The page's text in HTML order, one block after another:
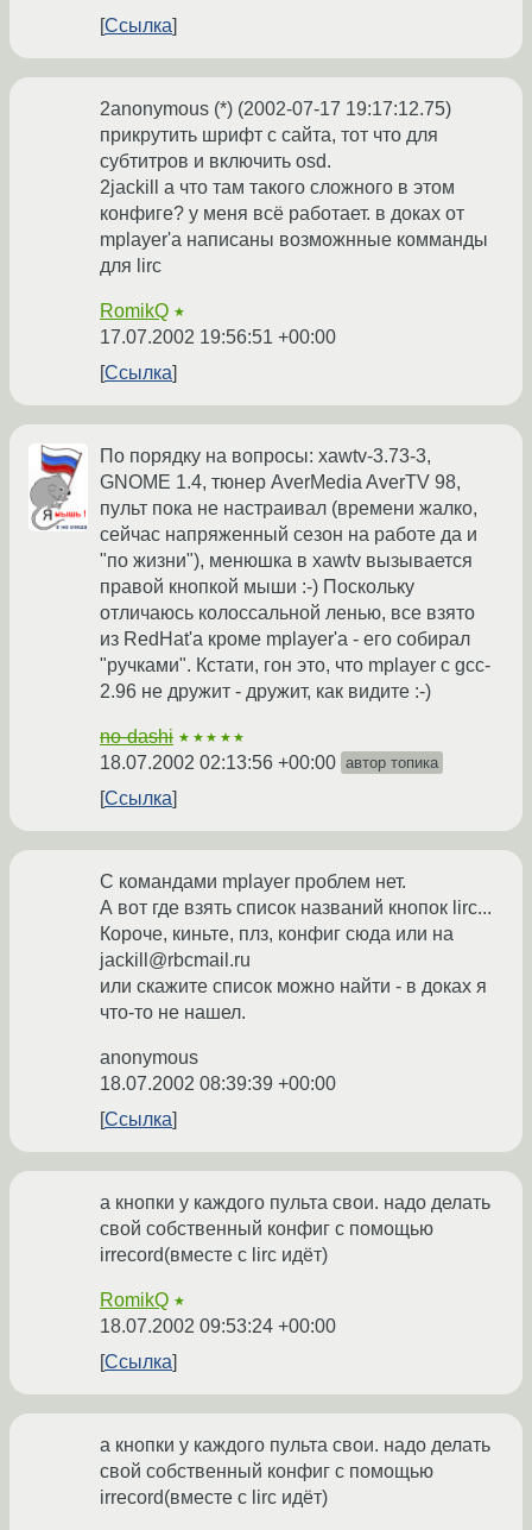
Ссылка
2anonymous (*) (2002-07-17 19:17:12.75)
прикрутить шрифт с сайта, тот что для
субтитров и включить osd.
2jackill а что там такого сложного в этом
конфиге? у меня всё работает. в доках от
mplayer'а написаны возможнные комманды
для lirc
RomikQ ★
17.07.2002 19:56:51 +00:00
Ссылка
По порядку на вопросы: xawtv-3.73-3,
GNOME 1.4, тюнер AverMedia AverTV 98,
пульт пока не настраивал (времени жалко,
сейчас напряженный сезон на работе да и
"по жизни"), менюшка в xawtv вызывается
правой кнопкой мыши :-) Поскольку
отличаюсь колоссальной ленью, все взято
из RedHat'а кроме mplayer'а - его собирал
"ручками". Кстати, гон это, что mplayer с gcc-
2.96 не дружит - дружит, как видите :-)
no-dashi ★★★★★
18.07.2002 02:13:56 +00:00 автор топика
Ссылка
С командами mplayer проблем нет.
А вот где взять список названий кнопок lirc...
Короче, киньте, плз, конфиг сюда или на
jackill@rbcmail.ru
или скажите список можно найти - в доках я
что-то не нашел.
anonymous
18.07.2002 08:39:39 +00:00
Ссылка
а кнопки у каждого пульта свои. надо делать
свой собственный конфиг с помощью
irrecord(вместе с lirc идёт)
RomikQ ★
18.07.2002 09:53:24 +00:00
Ссылка
а кнопки у каждого пульта свои. надо делать
свой собственный конфиг с помощью
irrecord(вместе с lirc идёт)